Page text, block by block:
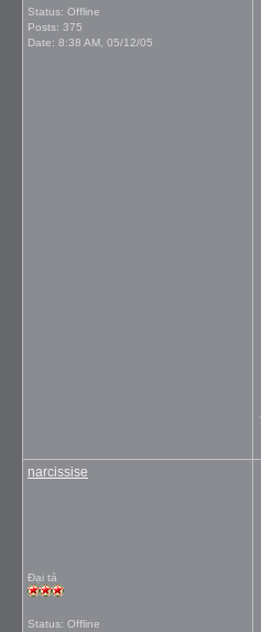
Status: Offline
Posts: 375
Date: 8:38 AM, 05/12/05
narcissise
Đại tá
Status: Offline